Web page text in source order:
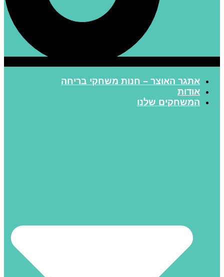
אתגר האוצר – חנות משחקי בריחה
אודות
המשחקים שלנו